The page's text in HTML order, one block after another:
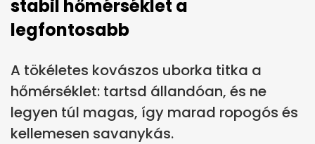
stabil hőmérséklet a
legfontosabb
A tökéletes kovászos uborka titka a
hőmérséklet: tartsd állandóan, és ne
legyen túl magas, így marad ropogós és
kellemesen savanykás.